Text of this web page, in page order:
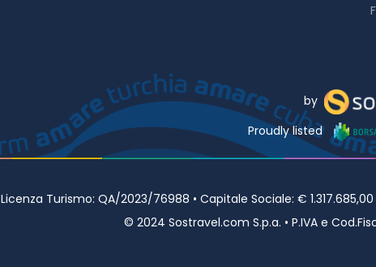
by
Proudly listed
Licenza Turismo: QA/2023/76988 • Capitale Sociale: €
© 2024 Sostravel.com S.p.a. • P.IVA e